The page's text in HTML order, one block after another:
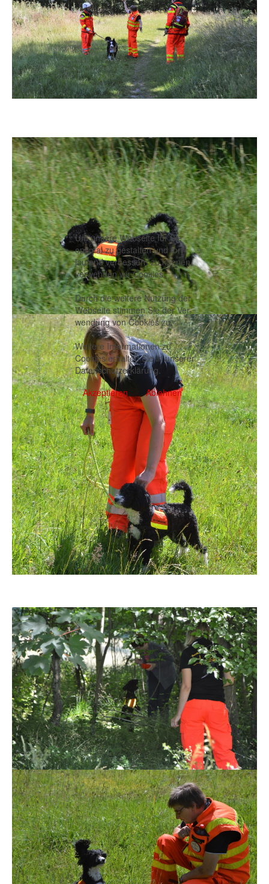
Um unsere Webseite für Sie
optimal zu gestalten und fort-
laufend verbessern zu können,
verwenden wir Cookies.
Durch die weitere Nutzung der
Webseite stimmen Sie der Ver-
wendung von Cookies zu.
Weitere Informationen zu
Cookies erhalten Sie in unserer
Datenschutzerklärung
Akzeptieren
Ablehnen